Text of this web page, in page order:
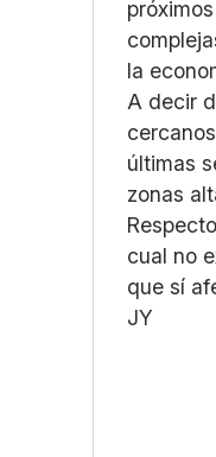
la
A decir
últimas
zonas
cual no
que sí
JY